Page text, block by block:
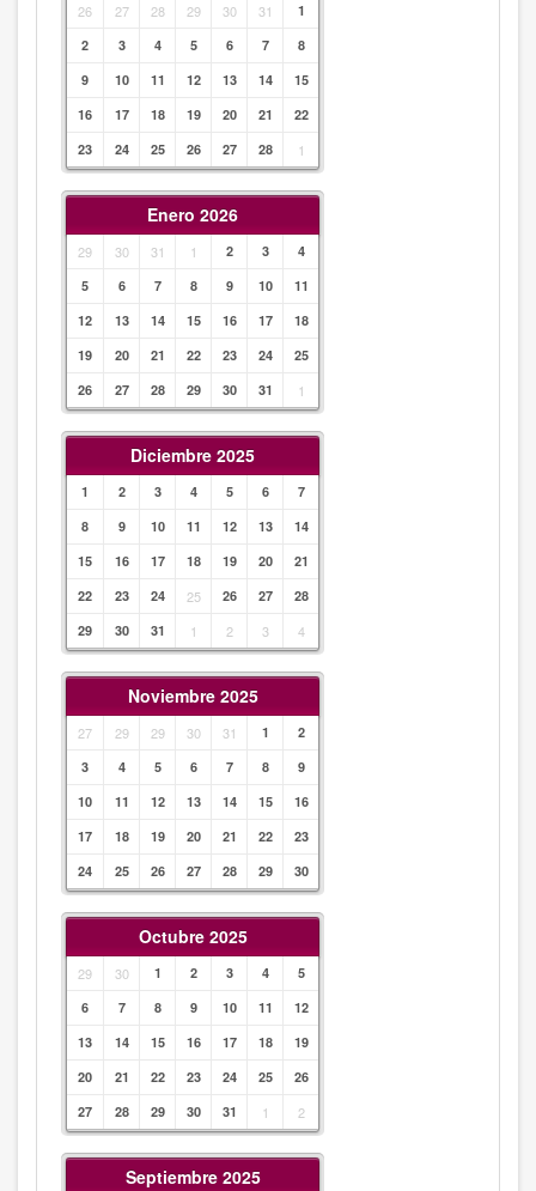
26 27 28 29 30 31
1
2
3 4 5 6 7
8
9
10 11 12 13 14
15
16
17 18 19 20 21
22
23
24 25 26 27 28 1
Enero 2026
29 30 31 1 2 3
4
5
6 7 8 9 10
11
12
13 14 15 16 17
18
19
20 21 22 23 24
25
26
27 28 29 30 31 1
Diciembre 2025
1 2 3 4 5 6
7
8
9 10 11 12 13
14
15
16 17 18 19 20
21
22
23 24 25 26 27
28
29
30 31 1 2 3 4
Noviembre 2025
27 29 29 30 31 1
2
3
4 5 6 7 8
9
10
11 12 13 14 15
16
17
18 19 20 21 22
23
24
25 26 27 28 29 30
Octubre 2025
29 30 1 2 3 4
5
6
7 8 9 10 11
12
13
14 15 16 17 18
19
20
21 22 23 24 25
26
27
28 29 30 31 1 2
Septiembre 2025